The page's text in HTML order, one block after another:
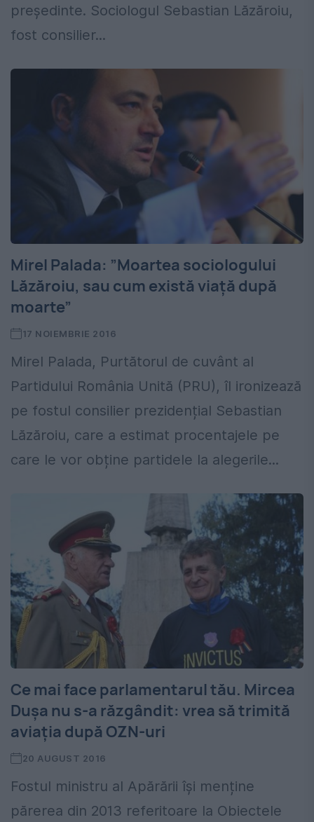
președinte. Sociologul Sebastian Lăzăroiu,
fost consilier...
Mirel Palada: ”Moartea sociologului
Lăzăroiu, sau cum există viață după
moarte”
17 NOIEMBRIE 2016
Mirel Palada, Purtătorul de cuvânt al
Partidului România Unită (PRU), îl ironizează
pe fostul consilier prezidențial Sebastian
Lăzăroiu, care a estimat procentajele pe
care le vor obține partidele la alegerile...
Ce mai face parlamentarul tău. Mircea
Dușa nu s-a răzgândit: vrea să trimită
aviația după OZN-uri
20 AUGUST 2016
Fostul ministru al Apărării își menține
părerea din 2013 referitoare la Obiectele